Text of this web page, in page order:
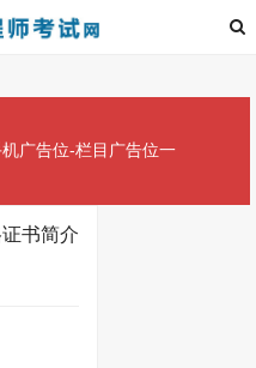
广告位-栏目广告位一
书简介